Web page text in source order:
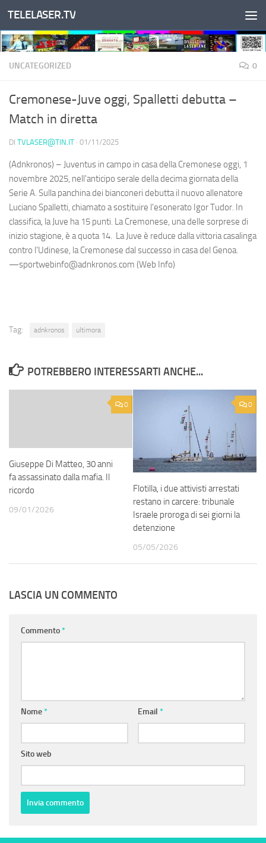
Salta al contenuto
TELELASER.TV
UNCATEGORIZED 0
Cremonese-Juve oggi, Spalletti debutta –
Match in diretta
DI TVLASER@TIN.IT · 01/11/2025
(Adnkronos) – Juventus in campo in casa della Cremonese oggi, 1
novembre 2025, nell'anticipo serale della decima giornata della
Serie A. Sulla panchina dei bianconeri debutta il nuovo allenatore
Luciano Spalletti, chiamato a sostituire l'esonerato Igor Tudor. In
classifica, la Juve ha 15 punti. La Cremonese, una delle sorprese di
inizio stagione, è a quota 14. La Juve è reduce dalla vittoria casalinga
contro l'Udinese, la Cremonese dal successo in casa del Genoa.
—sportwebinfo@adnkronos.com (Web Info)
Tag: adnkronos ultimora
POTREBBERO INTERESSARTI ANCHE...
0
Giuseppe Di Matteo, 30 anni
fa assassinato dalla mafia. Il
ricordo
09/01/2026
0
Flotilla, i due attivisti arrestati
restano in carcere: tribunale
Israele proroga di sei giorni la
detenzione
05/05/2026
LASCIA UN COMMENTO
Commento*
Nome* Email *
Sito web